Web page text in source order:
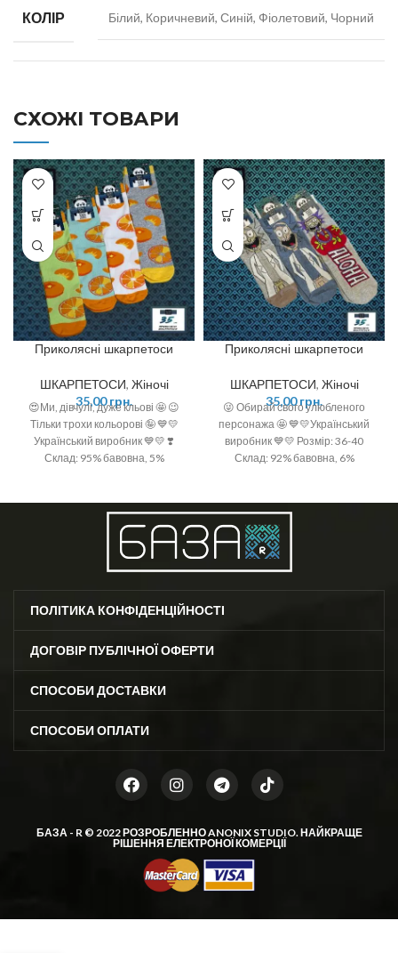
КОЛІР Білий, Коричневий, Синій, Фіолетовий, Чорний
СХОЖІ ТОВАРИ
Приколясні шкарпетоси
ШКАРПЕТОСИ, Жіночі
35,00грн.
😍Ми, дівчулі, дуже кльові 🤩 😉
Тільки трохи кольорові 🤪 💙💛
Український виробник 💙💛 ❣️
Склад: 95% бавовна, 5%
Приколясні шкарпетоси
ШКАРПЕТОСИ, Жіночі
35,00грн.
😜 Обирай свого улюбленого
персонажа 🤩 💙💛Український
виробник 💙💛 Розмір: 36-40
Склад: 92% бавовна, 6%
ПОЛІТИКА КОНФІДЕНЦІЙНОСТІ
ДОГОВІР ПУБЛІЧНОЇ ОФЕРТИ
СПОСОБИ ДОСТАВКИ
СПОСОБИ ОПЛАТИ
БАЗА - R © 2022 РОЗРОБЛЕННОANONIX STUDIO. НАЙКРАЩЕ
РІШЕННЯ ЕЛЕКТРОНОЇ КОМЕРЦІЇ